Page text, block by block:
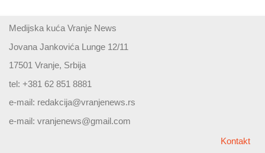
Medijska kuća Vranje News
Jovana Jankovića Lunge 12/11
17501 Vranje, Srbija
tel: +381 62 851 8881
e-mail: redakcija@vranjenews.rs
e-mail: vranjenews@gmail.com
Kontakt